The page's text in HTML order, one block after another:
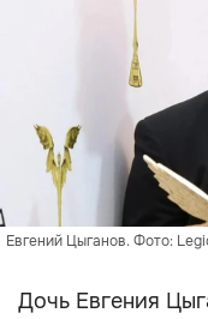
Евгений Цыганов. Фото:
Дочь Евгения